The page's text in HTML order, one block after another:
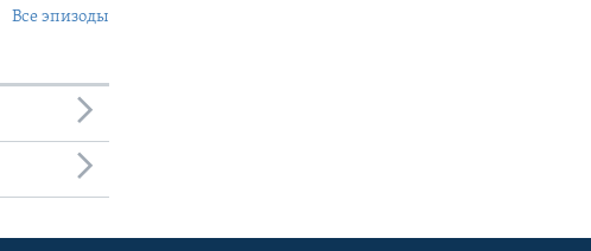
Все эпизоды